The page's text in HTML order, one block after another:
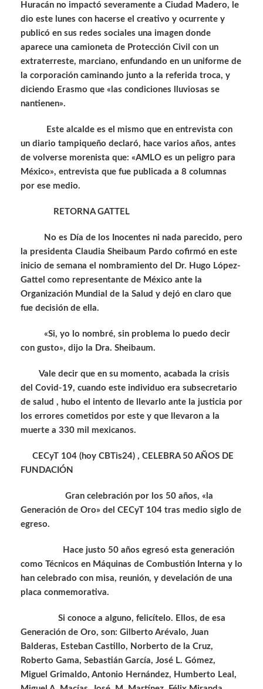
Huracán no impactó severamente a Ciudad Madero, le
dio este lunes con hacerse el creativo y ocurrente y
publicó en sus redes sociales una imagen donde
aparece una camioneta de Protección Civil con un
extraterreste, marciano, enfundando en un uniforme de
la corporación caminando junto a la referida troca, y
diciendo Erasmo que «las condiciones lluviosas se
nantienen».
Este alcalde es el mismo que en entrevista con
un diario tampiqueño declaró, hace varios años, antes
de volverse morenista que: «AMLO es un peligro para
México», entrevista que fue publicada a 8 columnas
por ese medio.
RETORNA GATTEL
No es Día de los Inocentes ni nada parecido, pero
la presidenta Claudia Sheibaum Pardo cofirmó en este
inicio de semana el nombramiento del Dr. Hugo López-
Gattel como representante de México ante la
Organización Mundial de la Salud y dejó en claro que
fue decisión de ella.
«Si, yo lo nombré, sin problema lo puedo decir
con gusto», dijo la Dra. Sheibaum.
Vale decir que en su momento, acabada la crisis
del Covid-19, cuando este individuo era subsecretario
de salud , hubo el intento de llevarlo ante la justicia por
los errores cometidos por este y que llevaron a la
muerte a 330 mil mexicanos.
CECyT 104 (hoy CBTis24) , CELEBRA 50 AÑOS DE
FUNDACIÓN
Gran celebración por los 50 años, «la
Generación de Oro» del CECyT 104 tras medio siglo de
egreso.
Hace justo 50 años egresó esta generación
como Técnicos en Máquinas de Combustión Interna y lo
han celebrado con misa, reunión, y develación de una
placa conmemorativa.
Si conoce a alguno, felicítelo. Ellos, de esa
Generación de Oro, son: Gilberto Arévalo, Juan
Balderas, Esteban Castillo, Norberto de la Cruz,
Roberto Gama, Sebastián García, José L. Gómez,
Miguel Grimaldo, Antonio Hernández, Humberto Leal,